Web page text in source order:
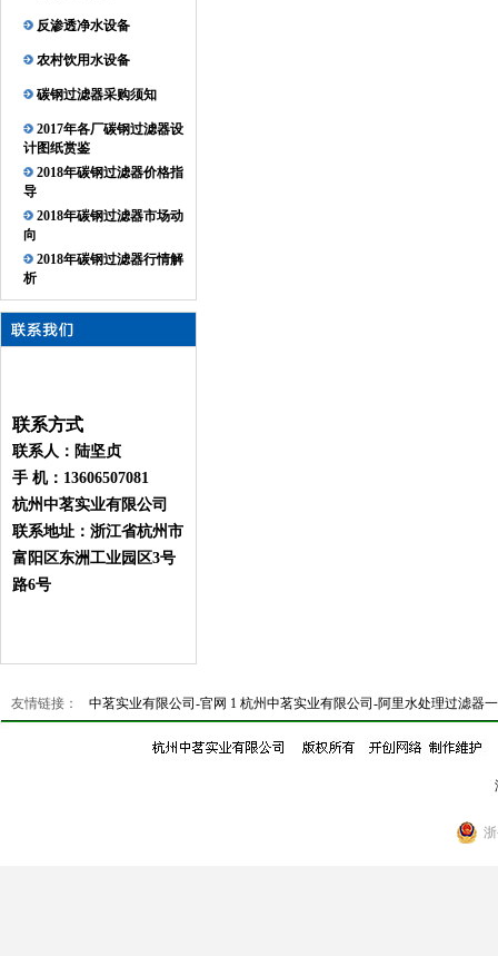
反渗透净水设备
农村饮用水设备
碳钢过滤器采购须知
2017年各厂碳钢过滤器设
计图纸赏鉴
2018年碳钢过滤器价格指
导
2018年碳钢过滤器市场动
向
2018年碳钢过滤器行情解
析
联系方式
联系人：陆坚贞
手 机：13606507081
杭州中茗实业有限公司
联系地址：浙江省杭州市
富阳区东洲工业园区3号
路6号
友情链接： 中茗实业有限公司-官网 1 杭州中茗实业有限公司-阿里水处理过滤器